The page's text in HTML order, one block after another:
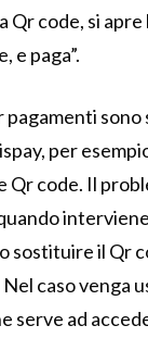
Qr code, si apre
e paga”.
sono
per
Qr code. Il
sostituire il Qr
caso venga
serve ad